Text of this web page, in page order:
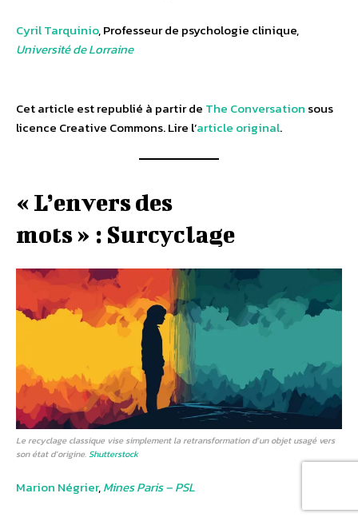
Cyril Tarquinio, Professeur de psychologie clinique,
Université de Lorraine
Cet article est republié à partir de The Conversation sous
licence Creative Commons. Lire l’article original.
« L’envers des
mots » : Surcyclage
Le recyclage classique vise simplement la retransformation d’un objet usagé vers
son état d’origine.Shutterstock
Marion Négrier,Mines Paris – PSL